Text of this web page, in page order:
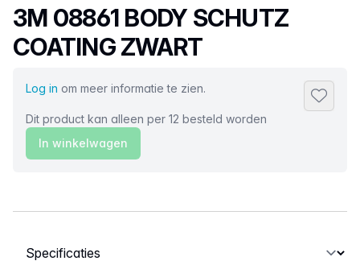
Productnaam
3M 08861 BODY SCHUTZ
COATING ZWART
Log in om meer informatie te zien.
Dit product kan alleen per 12 besteld worden
In winkelwagen
Selecteer een tabblad